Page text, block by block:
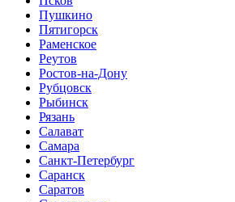
Пушкино
Пятигорск
Раменское
Реутов
Ростов-на-Дону
Рубцовск
Рыбинск
Рязань
Салават
Самара
Санкт-Петербург
Саранск
Саратов